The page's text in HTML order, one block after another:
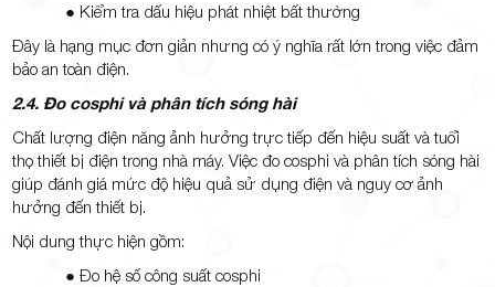
● Kiểm tra dấu hiệu phát nhiệt bất thường
Đây là hạng mục đơn giản nhưng có ý nghĩa rất lớn trong việc đảm
bảo an toàn điện.
2.4. Đo cosphi và phân tích sóng hài
Chất lượng điện năng ảnh hưởng trực tiếp đến hiệu suất và tuổi
thọ thiết bị điện trong nhà máy. Việc đo cosphi và phân tích sóng hài
giúp đánh giá mức độ hiệu quả sử dụng điện và nguy cơ ảnh
hưởng đến thiết bị.
Nội dung thực hiện gồm:
● Đo hệ số công suất cosphi